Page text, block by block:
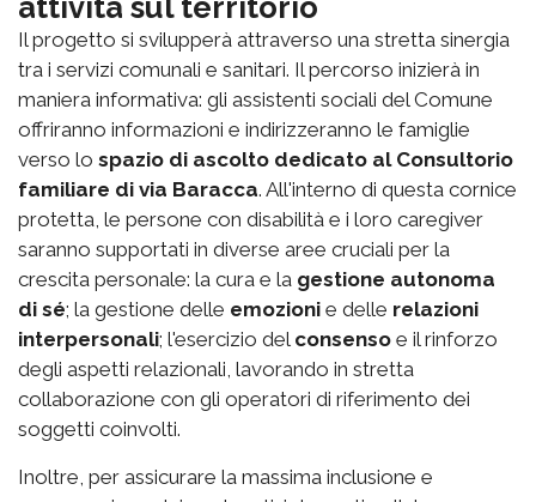
attività sul territorio
Il progetto si svilupperà attraverso una stretta sinergia
tra i servizi comunali e sanitari. Il percorso inizierà in
maniera informativa: gli assistenti sociali del Comune
offriranno informazioni e indirizzeranno le famiglie
verso lo spazio di ascolto dedicato al Consultorio
familiare di via Baracca. All'interno di questa cornice
protetta, le persone con disabilità e i loro caregiver
saranno supportati in diverse aree cruciali per la
crescita personale: la cura e la gestione autonoma
di sé; la gestione delle emozioni e delle relazioni
interpersonali; l'esercizio del consenso e il rinforzo
degli aspetti relazionali, lavorando in stretta
collaborazione con gli operatori di riferimento dei
soggetti coinvolti.
Inoltre, per assicurare la massima inclusione e